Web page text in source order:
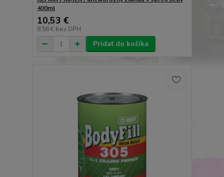
400ml
10,53 €
8,56 € bez DPH
Pridať do košíka